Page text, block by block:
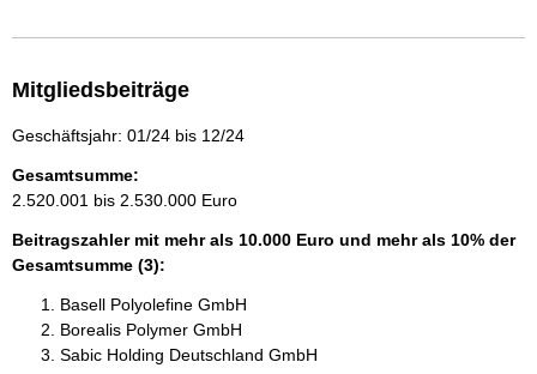
Mitgliedsbeiträge
Geschäftsjahr: 01/24 bis 12/24
Gesamtsumme:
2.520.001 bis 2.530.000 Euro
Beitragszahler mit mehr als 10.000 Euro und mehr als 10% der
Gesamtsumme (3):
Basell Polyolefine GmbH
Borealis Polymer GmbH
Sabic Holding Deutschland GmbH